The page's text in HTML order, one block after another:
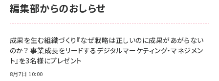
anan(アンアン)2026/06/24号 No.2500増刊
スペシャルエディション[王道エンタメの矜持／
￥1,100
anan(アンアン)2026/07/08号 No.2502[2026
NIMASO ガラスフィルム iPhone 17 用 保護フィ
すい ガイド枠付き いPhone17 (6.3インチ) 対応
2枚セット DSP25F1698
￥1,599
Amazon eギフトカード - Amazonロゴ - クラ
￥5,000
Anker PowerLine III Flow USB-C & USB-C
編集部からのおしらせ
成果を生む組織づくり『なぜ戦略は正しいのに成果があがらない
のか？ 事業成長をリードするデジタルマーケティング・マネジメン
ト』を3名様にプレゼント
8月7日 10:00